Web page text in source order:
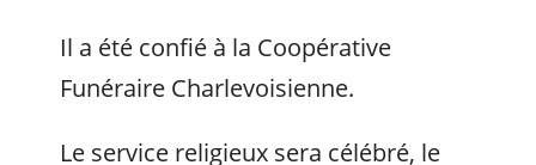
Il a été confié à la Coopérative
Funéraire Charlevoisienne.
Le service religieux sera célébré, le